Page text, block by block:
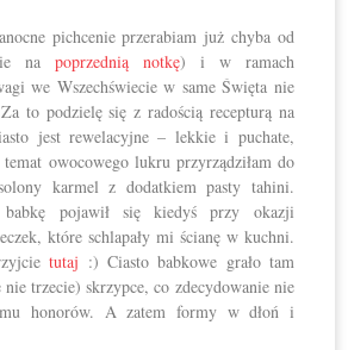
pichcenie przerabiam już chyba od
napoprzednią notkę) i w ramach
we Wszechświecie w same Święta nie
to podzielę się z radością recepturą na
jest rewelacyjne – lekkie i puchate,
owocowego lukru przyrządziłam do
karmel z dodatkiem pasty tahini.
pojawił się kiedyś przy okazji
które schlapały mi ścianę w kuchni.
tutaj :) Ciasto babkowe grało tam
trzecie) skrzypce, co zdecydowanie nie
mu honorów. A zatem formy w dłoń i